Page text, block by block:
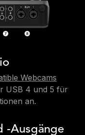
Webcams
USB 4 und 5 für
an.
-Ausgänge